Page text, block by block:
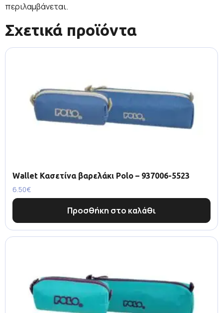
περιλαμβάνεται.
Σχετικά προϊόντα
Wallet Κασετίνα βαρελάκι Polo – 937006-5523
6.50€
Προσθήκη στο καλάθι